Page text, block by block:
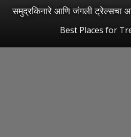
समुद्रकिनारे आणि जंगली ट्रेल्सचा
Best Places for